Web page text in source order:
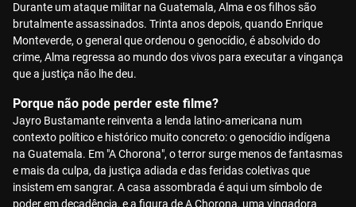
Durante um ataque militar na Guatemala, Alma e os filhos são
brutalmente assassinados. Trinta anos depois, quando Enrique
Monteverde, o general que ordenou o genocídio, é absolvido do
crime, Alma regressa ao mundo dos vivos para executar a vingança
que a justiça não lhe deu.
Porque não pode perder este filme?
Jayro Bustamante reinventa a lenda latino-americana num
contexto político e histórico muito concreto: o genocídio indígena
na Guatemala. Em "A Chorona", o terror surge menos de fantasmas
e mais da culpa, da justiça adiada e das feridas coletivas que
insistem em sangrar. A casa assombrada é aqui um símbolo de
poder em decadência, e a figura de A Chorona, uma vingadora